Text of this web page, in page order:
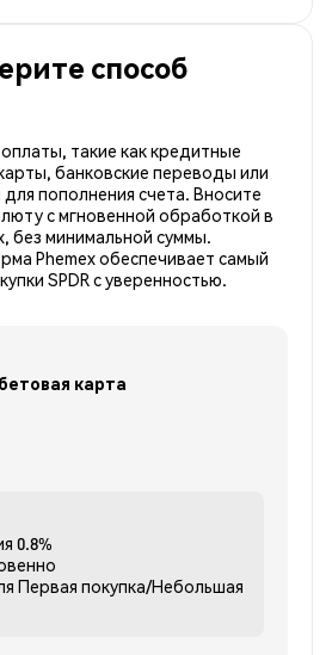
способ
такие как кредитные
банковские переводы или
пополнения счета. Вносите
с мгновенной обработкой в
без минимальной суммы.
Phemex обеспечивает самый
SPDR с уверенностью.
карта
0.8%
Первая покупка/Небольшая